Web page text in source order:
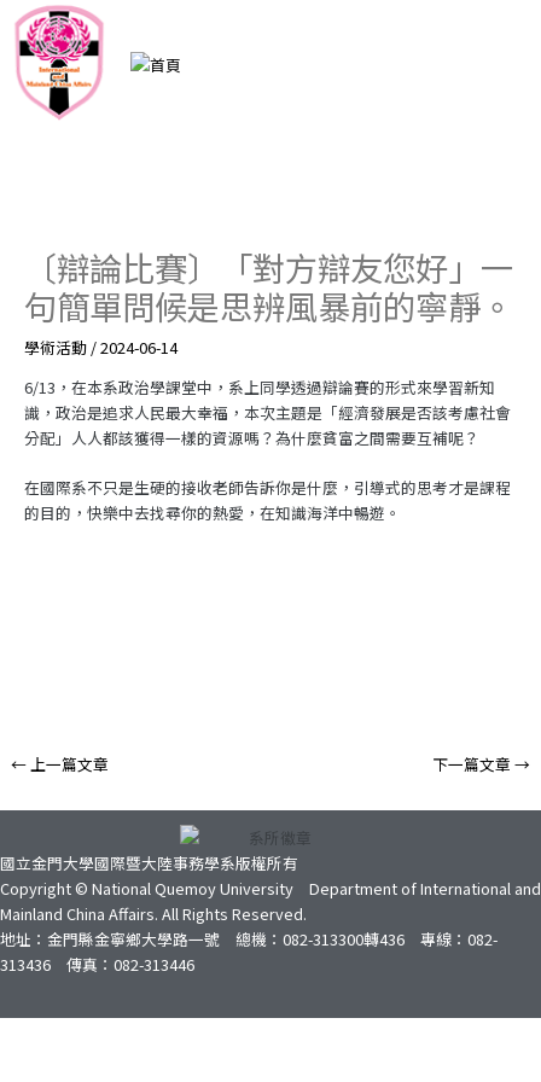
〔辯論比賽〕「對方辯友您好」一
句簡單問候是思辨風暴前的寧靜。
學術活動/2024-06-14
6/13，在本系政治學課堂中，系上同學透過辯論賽的形式來學習新知
識，政治是追求人民最大幸福，本次主題是「經濟發展是否該考慮社會
分配」人人都該獲得一樣的資源嗎？為什麼貧富之間需要互補呢？
在國際系不只是生硬的接收老師告訴你是什麼，引導式的思考才是課程
的目的，快樂中去找尋你的熱愛，在知識海洋中暢遊。
←上一篇文章 下一篇文章→
國立金門大學國際暨大陸事務學系版權所有
Copyright © National Quemoy University Department of International and
Mainland China Affairs. All Rights Reserved.
地址：金門縣金寧鄉大學路一號 總機：082-313300轉436 專線：082-
313436 傳真：082-313446